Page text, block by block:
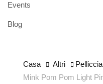
Events
Blog
Casa Altri
Mink Pom Pom Light